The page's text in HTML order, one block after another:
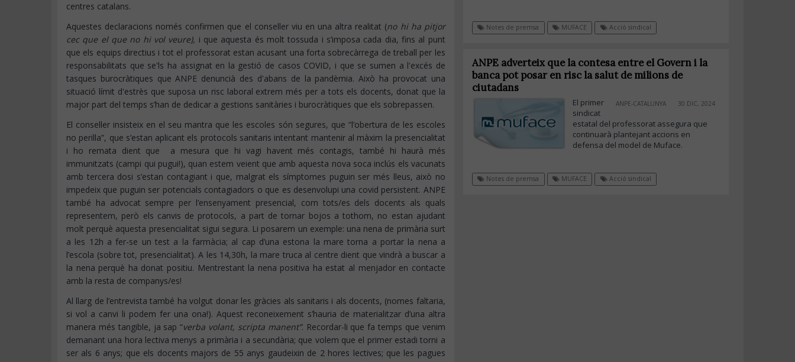
centres catalans.
Aquestes declaracions només confirmen que el conseller viu en una altra realitat (no hi ha pitjor
cec que el que no hi vol veure), i que aquesta és molt tossuda i s’imposa cada dia, fins al punt
que els equips directius i tot el professorat estan acusant una forta sobrecàrrega de treball per les
responsabilitats que se'ls ha assignat en la gestió de casos COVID, i que se sumen a l'excés de
tasques burocràtiques que ANPE denuncià des d'abans de la pandèmia. Això ha provocat una
situació límit d'estrès que suposa un risc laboral extrem més per a tots els docents, donat que la
major part del temps s’han de dedicar a gestions sanitàries i burocràtiques que els sobrepassen.
El conseller insisteix en el seu mantra que les escoles són segures, que “l’obertura de les escoles
no perilla”, que s’estan aplicant els protocols sanitaris intentant mantenir al màxim la presencialitat
i ho remata dient que a mesura que hi vagi havent més contagis, també hi haurà més
immunitzats (campi qui pugui!), quan estem veient que amb aquesta nova soca inclús els vacunats
amb tercera dosi s’estan contagiant i que, malgrat els símptomes puguin ser més lleus, això no
impedeix que puguin ser potencials contagiadors o que es desenvolupi una covid persistent. ANPE
també ha advocat sempre per l’ensenyament presencial, com tots/es dels docents als quals
representem, però els canvis de protocols, a part de tornar bojos a tothom, no estan ajudant
molt perquè aquesta presencialitat sigui segura. Li posarem un exemple: una nena de primària surt
a les 12h a fer-se un test a la farmàcia; al cap d’una estona la mare torna a portar la nena a
l’escola (sobre tot, presencialitat). A les 14,30h, la mare truca al centre dient que vindrà a buscar a
la nena perquè ha donat positiu. Mentrestant la nena positiva ha estat al menjador en contacte
amb la resta de companys/es!
Al llarg de l’entrevista també ha volgut donar les gràcies als sanitaris i als docents, (nomes faltaria,
si vol a canvi li podem fer una ona!). Aquest reconeixement s’hauria de materialitzar d’una altra
manera més tangible, ja sap “verba volant, scripta manent”. Recordar-li que fa temps que venim
demanant una hora lectiva menys a primària i a secundària; que volem que el primer estadi torni a
ser als 6 anys; que els docents majors de 55 anys gaudeixin de 2 hores lectives; que les pagues
Notes de premsa MUFACE Acció sindical
ANPE adverteix que la contesa entre el Govern i la
banca pot posar en risc la salut de milions de
ciutadans
ANPE-CATALUNYA 30 DIC, 2024
El primer
sindicat
estatal del professorat assegura que
continuarà plantejant accions en
defensa del model de Muface.
Notes de premsa MUFACE Acció sindical